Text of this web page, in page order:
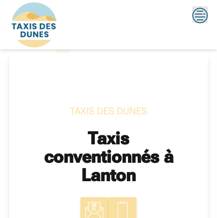
content
TAXIS DES DUNES
Taxis
conventionnés à
Lanton